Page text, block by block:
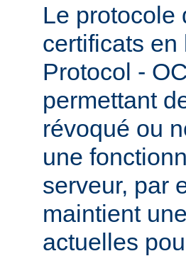
Le protocole
certificats
Protocol -
permettant
révoqué ou
une
serveur, par
maintient
actuelles